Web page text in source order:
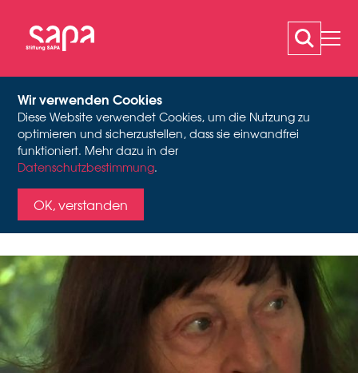
Wir verwenden Cookies
Diese Website verwendet Cookies, um die Nutzung zu
optimieren und sicherzustellen, dass sie einwandfrei
funktioniert. Mehr dazu in der
Datenschutzbestimmung.
OK, verstanden
IN ERINNERUNG AN
ULLA KASICS
Videostill aus Oral History-Interview, 2015, Stiftung SAPA
Ein langes Leben im
Rhythmus des Tanzes